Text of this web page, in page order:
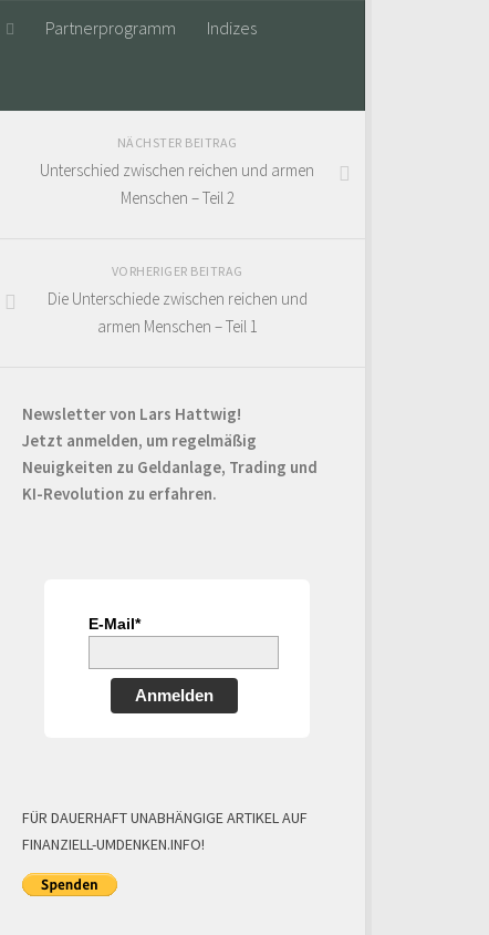
Partnerprogramm Indizes
NÄCHSTER BEITRAG
Unterschied zwischen reichen und armen
Menschen – Teil 2
VORHERIGER BEITRAG
Die Unterschiede zwischen reichen und
armen Menschen – Teil 1
Newsletter von Lars Hattwig!
Jetzt anmelden, um regelmäßig
Neuigkeiten zu Geldanlage, Trading und
KI-Revolution zu erfahren.
E-Mail*
Anmelden
FÜR DAUERHAFT UNABHÄNGIGE ARTIKEL AUF
FINANZIELL-UMDENKEN.INFO!